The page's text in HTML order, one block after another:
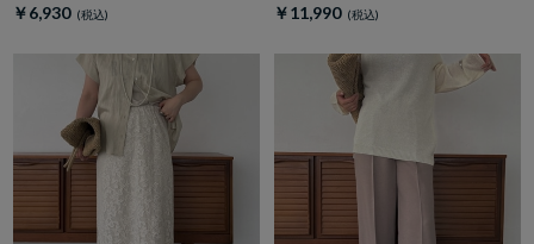
￥6,930 ￥11,990